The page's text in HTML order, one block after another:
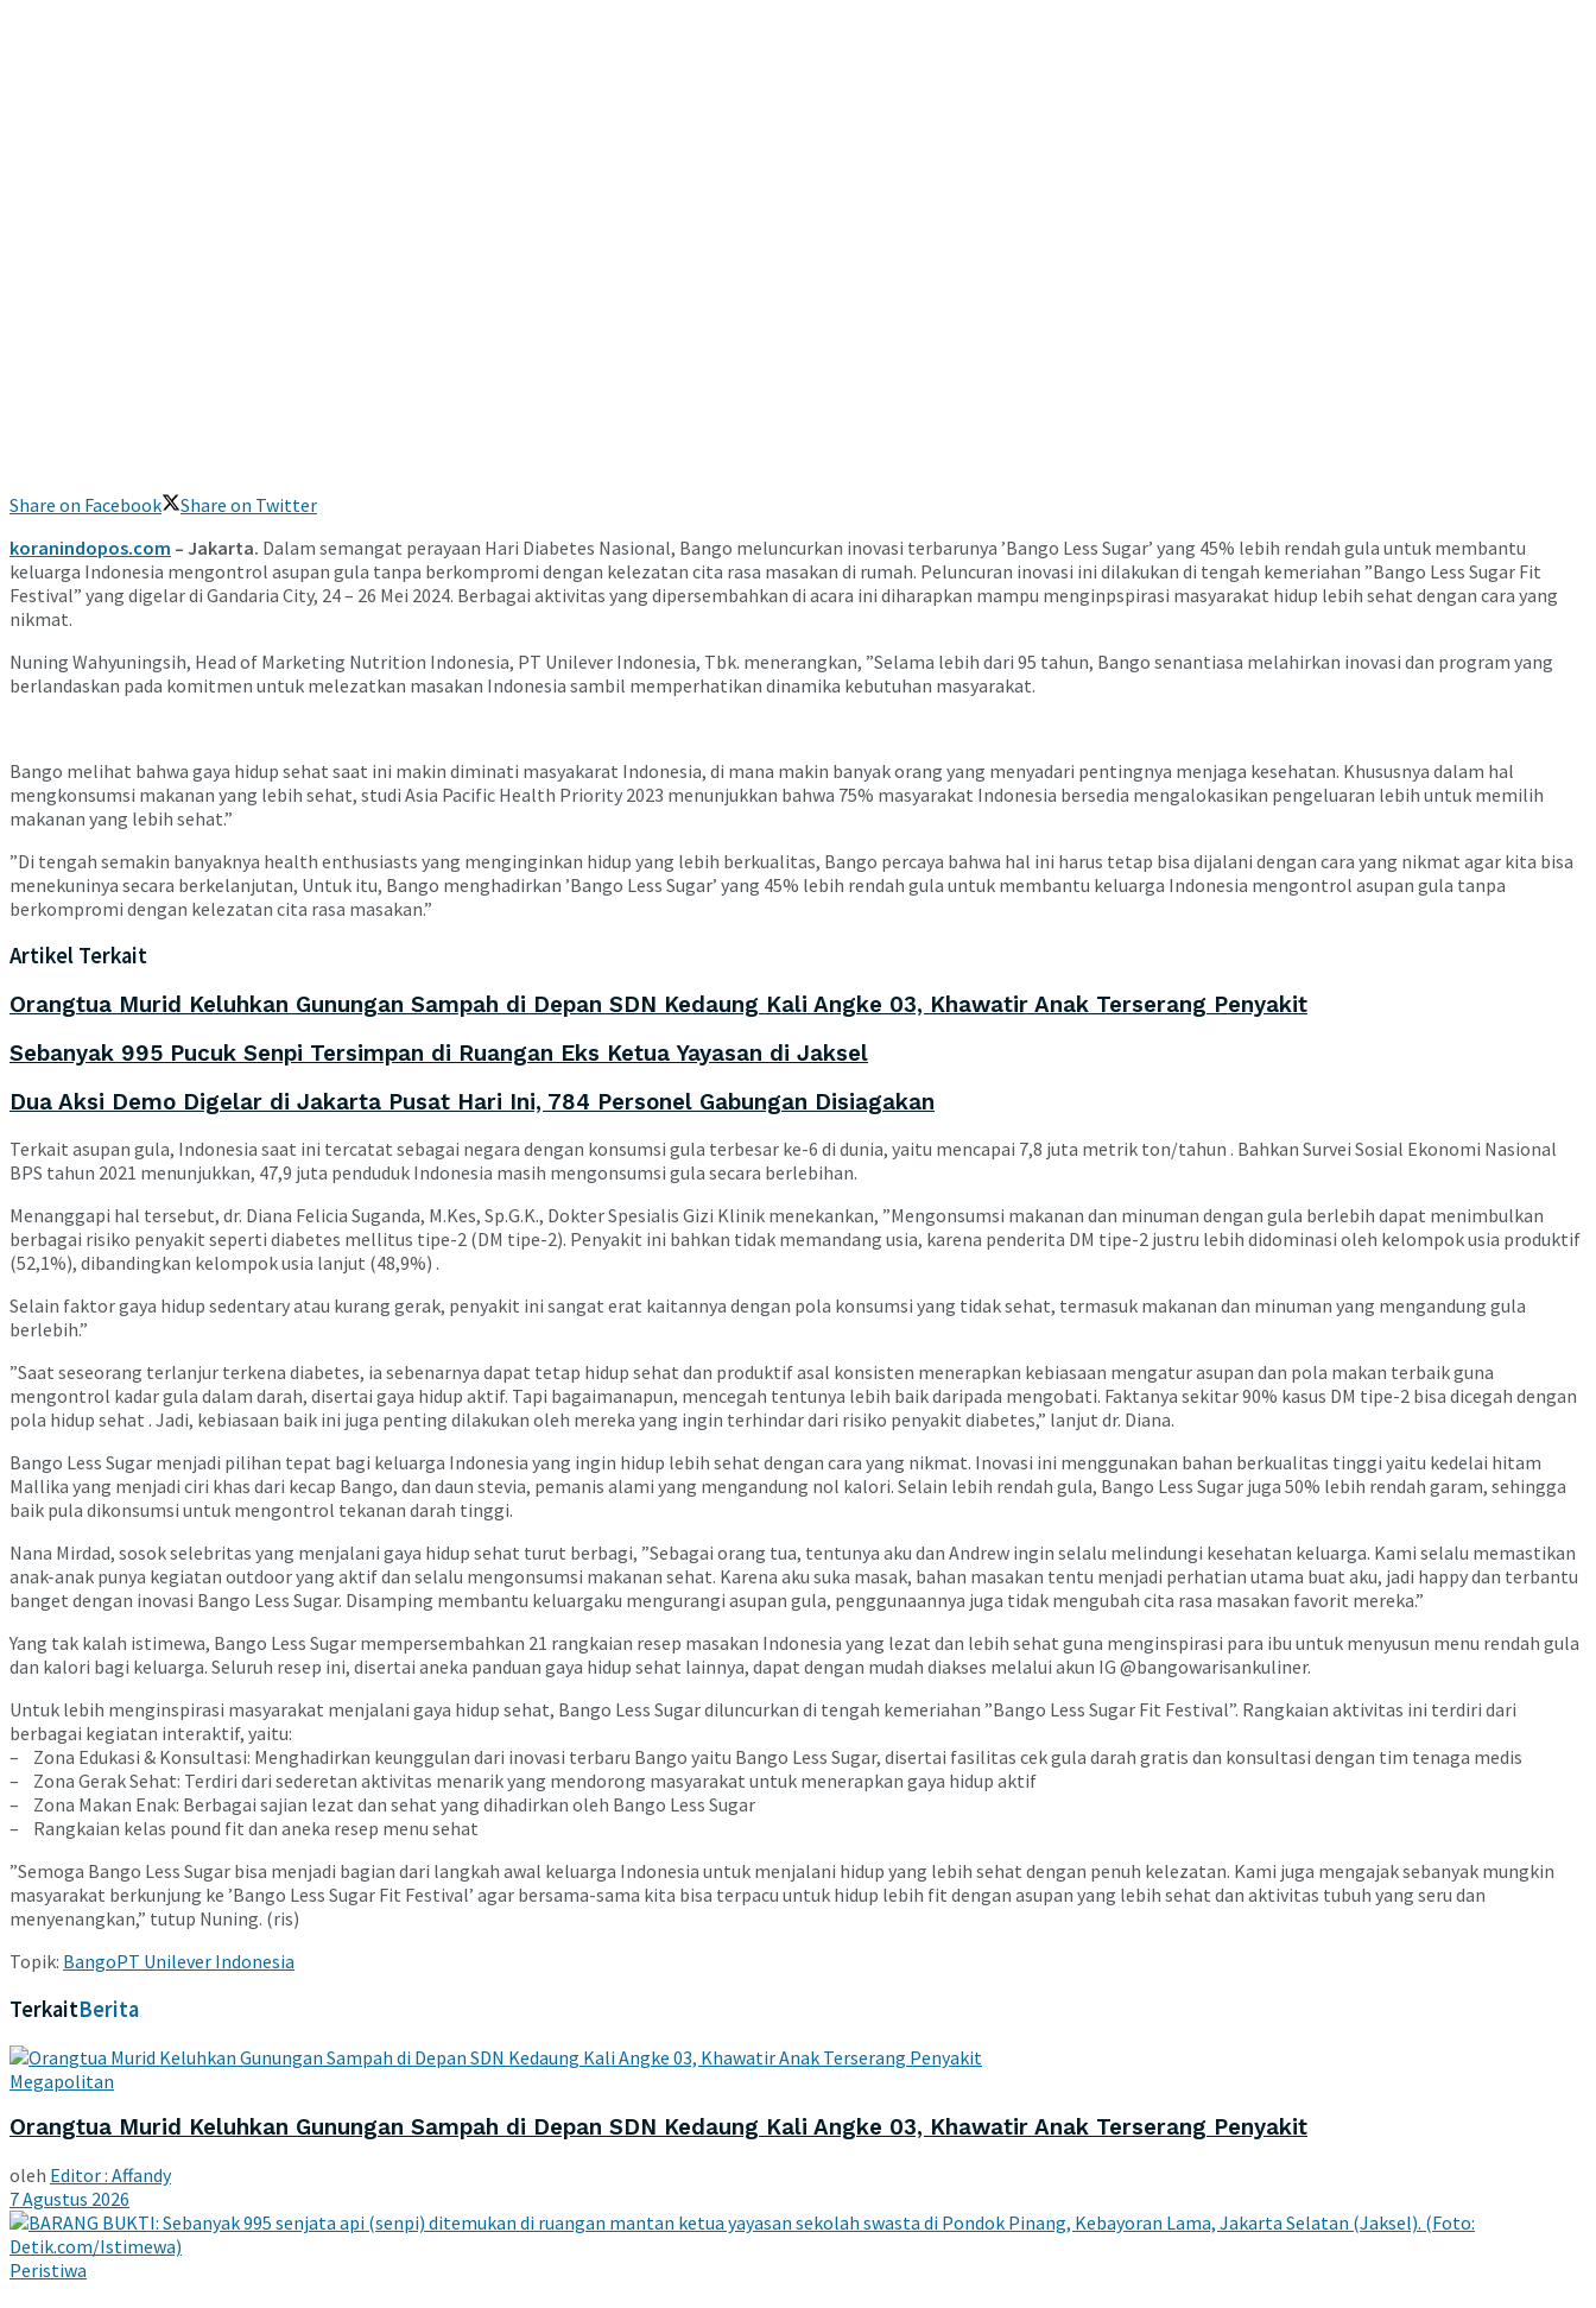
Share on Facebook
Share on Twitter
koranindopos.com – Jakarta. Dalam semangat perayaan Hari Diabetes Nasional, Bango meluncurkan inovasi terbarunya ’Bango Less Sugar’ yang 45% lebih rendah gula untuk membantu
keluarga Indonesia mengontrol asupan gula tanpa berkompromi dengan kelezatan cita rasa masakan di rumah. Peluncuran inovasi ini dilakukan di tengah kemeriahan ”Bango Less Sugar Fit
Festival” yang digelar di Gandaria City, 24 – 26 Mei 2024. Berbagai aktivitas yang dipersembahkan di acara ini diharapkan mampu menginpspirasi masyarakat hidup lebih sehat dengan cara yang
nikmat.
Nuning Wahyuningsih, Head of Marketing Nutrition Indonesia, PT Unilever Indonesia, Tbk. menerangkan, ”Selama lebih dari 95 tahun, Bango senantiasa melahirkan inovasi dan program yang
berlandaskan pada komitmen untuk melezatkan masakan Indonesia sambil memperhatikan dinamika kebutuhan masyarakat.
Bango melihat bahwa gaya hidup sehat saat ini makin diminati masyakarat Indonesia, di mana makin banyak orang yang menyadari pentingnya menjaga kesehatan. Khususnya dalam hal
mengkonsumsi makanan yang lebih sehat, studi Asia Pacific Health Priority 2023 menunjukkan bahwa 75% masyarakat Indonesia bersedia mengalokasikan pengeluaran lebih untuk memilih
makanan yang lebih sehat.”
”Di tengah semakin banyaknya health enthusiasts yang menginginkan hidup yang lebih berkualitas, Bango percaya bahwa hal ini harus tetap bisa dijalani dengan cara yang nikmat agar kita bisa
menekuninya secara berkelanjutan, Untuk itu, Bango menghadirkan ’Bango Less Sugar’ yang 45% lebih rendah gula untuk membantu keluarga Indonesia mengontrol asupan gula tanpa
berkompromi dengan kelezatan cita rasa masakan.”
Artikel Terkait
Orangtua Murid Keluhkan Gunungan Sampah di Depan SDN Kedaung Kali Angke 03, Khawatir Anak Terserang Penyakit
Sebanyak 995 Pucuk Senpi Tersimpan di Ruangan Eks Ketua Yayasan di Jaksel
Dua Aksi Demo Digelar di Jakarta Pusat Hari Ini, 784 Personel Gabungan Disiagakan
Terkait asupan gula, Indonesia saat ini tercatat sebagai negara dengan konsumsi gula terbesar ke-6 di dunia, yaitu mencapai 7,8 juta metrik ton/tahun . Bahkan Survei Sosial Ekonomi Nasional
BPS tahun 2021 menunjukkan, 47,9 juta penduduk Indonesia masih mengonsumsi gula secara berlebihan.
Menanggapi hal tersebut, dr. Diana Felicia Suganda, M.Kes, Sp.G.K., Dokter Spesialis Gizi Klinik menekankan, ”Mengonsumsi makanan dan minuman dengan gula berlebih dapat menimbulkan
berbagai risiko penyakit seperti diabetes mellitus tipe-2 (DM tipe-2). Penyakit ini bahkan tidak memandang usia, karena penderita DM tipe-2 justru lebih didominasi oleh kelompok usia produktif
(52,1%), dibandingkan kelompok usia lanjut (48,9%) .
Selain faktor gaya hidup sedentary atau kurang gerak, penyakit ini sangat erat kaitannya dengan pola konsumsi yang tidak sehat, termasuk makanan dan minuman yang mengandung gula
berlebih.”
”Saat seseorang terlanjur terkena diabetes, ia sebenarnya dapat tetap hidup sehat dan produktif asal konsisten menerapkan kebiasaan mengatur asupan dan pola makan terbaik guna
mengontrol kadar gula dalam darah, disertai gaya hidup aktif. Tapi bagaimanapun, mencegah tentunya lebih baik daripada mengobati. Faktanya sekitar 90% kasus DM tipe-2 bisa dicegah dengan
pola hidup sehat . Jadi, kebiasaan baik ini juga penting dilakukan oleh mereka yang ingin terhindar dari risiko penyakit diabetes,” lanjut dr. Diana.
Bango Less Sugar menjadi pilihan tepat bagi keluarga Indonesia yang ingin hidup lebih sehat dengan cara yang nikmat. Inovasi ini menggunakan bahan berkualitas tinggi yaitu kedelai hitam
Mallika yang menjadi ciri khas dari kecap Bango, dan daun stevia, pemanis alami yang mengandung nol kalori. Selain lebih rendah gula, Bango Less Sugar juga 50% lebih rendah garam, sehingga
baik pula dikonsumsi untuk mengontrol tekanan darah tinggi.
Nana Mirdad, sosok selebritas yang menjalani gaya hidup sehat turut berbagi, ”Sebagai orang tua, tentunya aku dan Andrew ingin selalu melindungi kesehatan keluarga. Kami selalu memastikan
anak-anak punya kegiatan outdoor yang aktif dan selalu mengonsumsi makanan sehat. Karena aku suka masak, bahan masakan tentu menjadi perhatian utama buat aku, jadi happy dan terbantu
banget dengan inovasi Bango Less Sugar. Disamping membantu keluargaku mengurangi asupan gula, penggunaannya juga tidak mengubah cita rasa masakan favorit mereka.”
Yang tak kalah istimewa, Bango Less Sugar mempersembahkan 21 rangkaian resep masakan Indonesia yang lezat dan lebih sehat guna menginspirasi para ibu untuk menyusun menu rendah gula
dan kalori bagi keluarga. Seluruh resep ini, disertai aneka panduan gaya hidup sehat lainnya, dapat dengan mudah diakses melalui akun IG @bangowarisankuliner.
Untuk lebih menginspirasi masyarakat menjalani gaya hidup sehat, Bango Less Sugar diluncurkan di tengah kemeriahan ”Bango Less Sugar Fit Festival”. Rangkaian aktivitas ini terdiri dari
berbagai kegiatan interaktif, yaitu:
– Zona Edukasi & Konsultasi: Menghadirkan keunggulan dari inovasi terbaru Bango yaitu Bango Less Sugar, disertai fasilitas cek gula darah gratis dan konsultasi dengan tim tenaga medis
– Zona Gerak Sehat: Terdiri dari sederetan aktivitas menarik yang mendorong masyarakat untuk menerapkan gaya hidup aktif
– Zona Makan Enak: Berbagai sajian lezat dan sehat yang dihadirkan oleh Bango Less Sugar
– Rangkaian kelas pound fit dan aneka resep menu sehat
”Semoga Bango Less Sugar bisa menjadi bagian dari langkah awal keluarga Indonesia untuk menjalani hidup yang lebih sehat dengan penuh kelezatan. Kami juga mengajak sebanyak mungkin
masyarakat berkunjung ke ’Bango Less Sugar Fit Festival’ agar bersama-sama kita bisa terpacu untuk hidup lebih fit dengan asupan yang lebih sehat dan aktivitas tubuh yang seru dan
menyenangkan,” tutup Nuning. (ris)
Topik: BangoPT Unilever Indonesia
TerkaitBerita
Megapolitan
Orangtua Murid Keluhkan Gunungan Sampah di Depan SDN Kedaung Kali Angke 03, Khawatir Anak Terserang Penyakit
oleh Editor : Affandy
7 Agustus 2026
Peristiwa